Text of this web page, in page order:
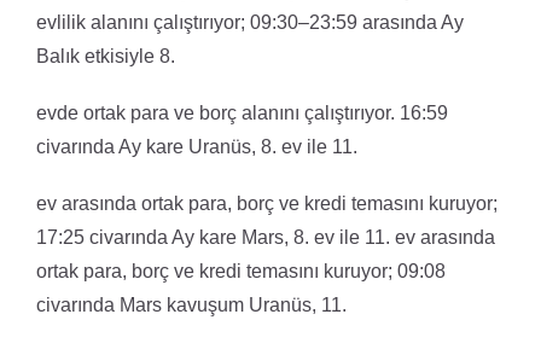
evlilik alanını çalıştırıyor; 09:30–23:59 arasında Ay
Balık etkisiyle 8.
evde ortak para ve borç alanını çalıştırıyor. 16:59
civarında Ay kare Uranüs, 8. ev ile 11.
ev arasında ortak para, borç ve kredi temasını kuruyor;
17:25 civarında Ay kare Mars, 8. ev ile 11. ev arasında
ortak para, borç ve kredi temasını kuruyor; 09:08
civarında Mars kavuşum Uranüs, 11.